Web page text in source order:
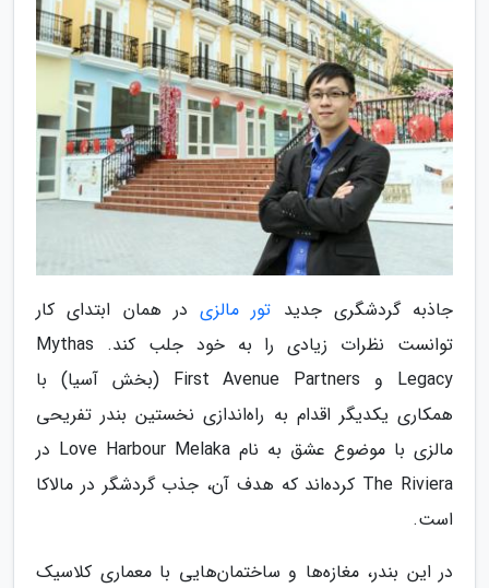
جاذبه گردشگری جدید تور مالزی در همان ابتدای کار
توانست نظرات زیادی را به خود جلب کند. Mythas
Legacy و First Avenue Partners (بخش آسیا) با
همکاری یکدیگر اقدام به راه‌اندازی نخستین بندر تفریحی
مالزی با موضوع عشق به نام Love Harbour Melaka در
The Riviera کرده‌اند که هدف آن، جذب گردشگر در مالاکا
است.
در این بندر، مغازه‌ها و ساختمان‌هایی با معماری کلاسیک